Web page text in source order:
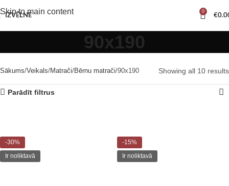
Skip to main content
IZVĒLNE
0
€
90x190
Sākums Veikals Matrači Bērnu matrači 90x190 Showing all 10 results
Parādīt filtrus
-30%
Ir noliktavā
-15%
Ir noliktavā